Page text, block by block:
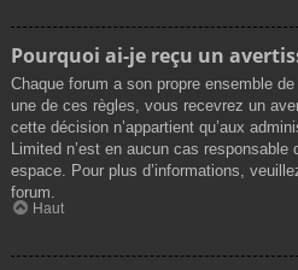
Pourquoi ai-je reçu un
Chaque forum a son propre ensemble
une de ces règles, vous recevrez un
cette décision n’appartient qu’aux
Limited n’est en aucun cas
espace. Pour plus d’informations,
forum.
Haut